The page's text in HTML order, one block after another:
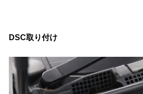
DSC取り付け